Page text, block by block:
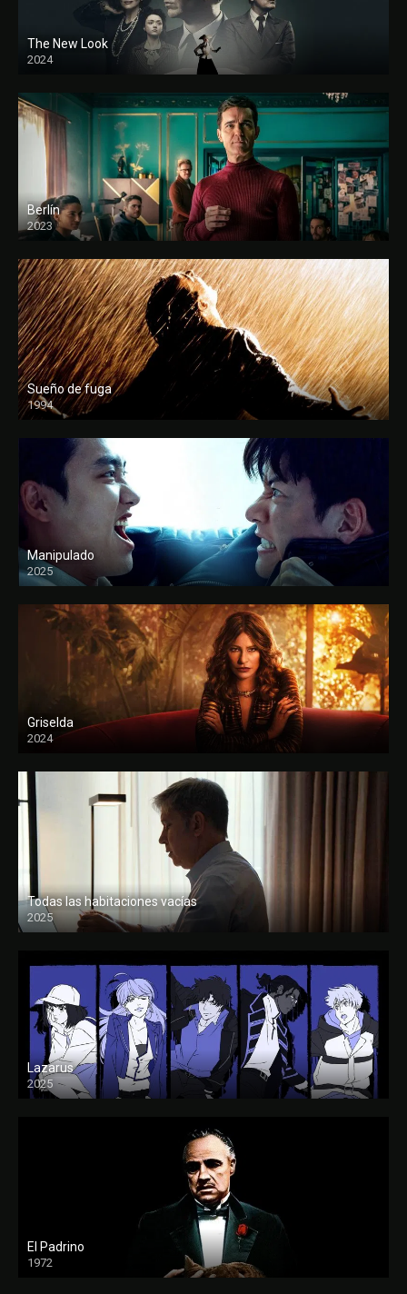
The New Look
2024
Berlín
2023
Sueño de fuga
1994
FULL HD
Manipulado
2025
Griselda
2024
Todas las habitaciones vacías
2025
FULL HD
Lazarus
2025
El Padrino
1972
FULL HD